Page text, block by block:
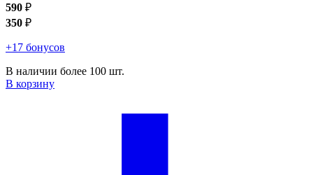
590 ₽
350 ₽
+17 бонусов
В наличии более 100 шт.
В корзину